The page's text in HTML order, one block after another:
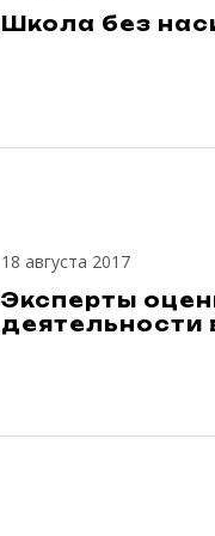
Школа без
18 августа 2017
Эксперты
деятельности